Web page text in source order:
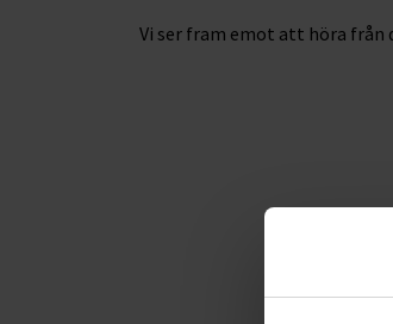
Vi ser fram emot att höra från